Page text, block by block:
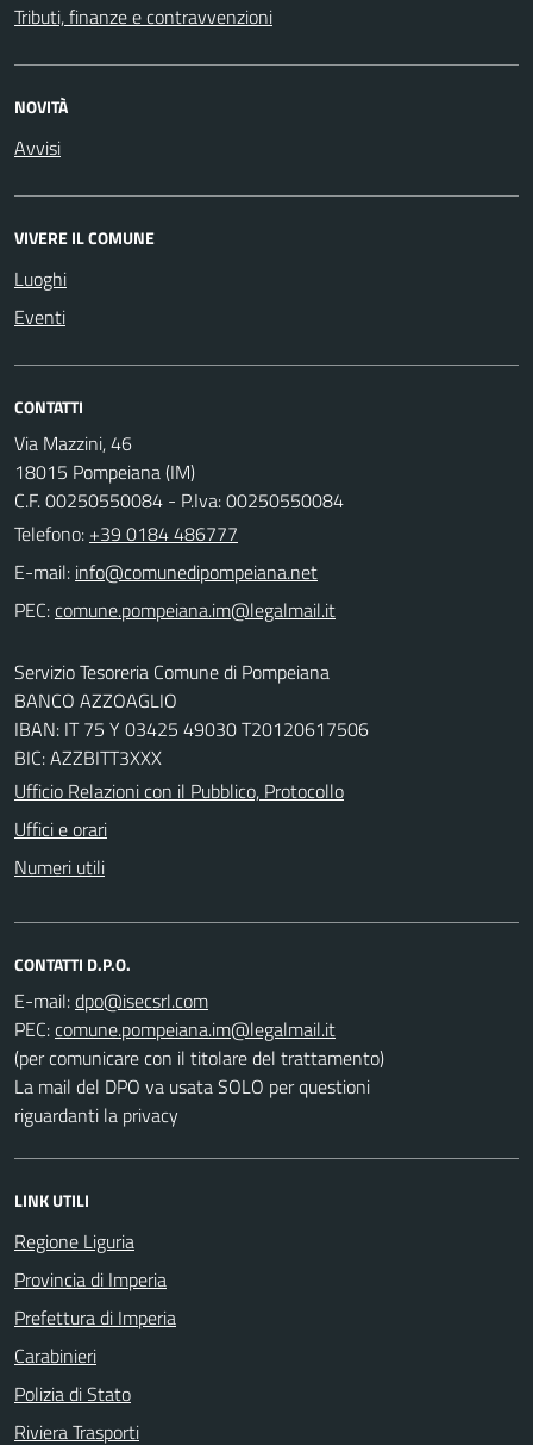
Tributi, finanze e contravvenzioni
NOVITÀ
Avvisi
VIVERE IL COMUNE
Luoghi
Eventi
CONTATTI
Via Mazzini, 46
18015 Pompeiana (IM)
C.F. 00250550084 - P.Iva: 00250550084
Telefono: +39 0184 486777
E-mail:
PEC:
Servizio Tesoreria Comune di Pompeiana
BANCO AZZOAGLIO
IBAN: IT 75 Y 03425 49030 T20120617506
BIC: AZZBITT3XXX
Ufficio Relazioni con il Pubblico, Protocollo
Uffici e orari
Numeri utili
CONTATTI D.P.O.
E-mail:
PEC:
(per comunicare con il titolare del trattamento)
La mail del DPO va usata SOLO per questioni
riguardanti la privacy
LINK UTILI
Regione Liguria
Provincia di Imperia
Prefettura di Imperia
Carabinieri
Polizia di Stato
Riviera Trasporti